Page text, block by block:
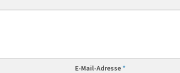
E-Mail-Adresse*